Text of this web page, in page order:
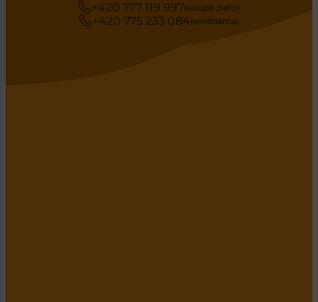
+420 777 119 997(koupit zlato)
+420 775 233 084(směnárna)